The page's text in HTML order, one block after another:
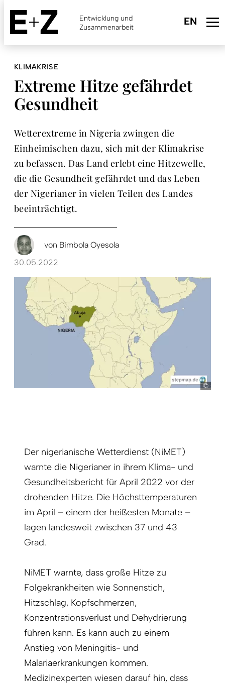
Skip
main
content
Entwicklung und
Zusammenarbeit
KLIMAKRISE
Extreme Hitze gefährdet
Gesundheit
Wetterextreme in Nigeria zwingen die
Einheimischen dazu, sich mit der Klimakrise
zu befassen. Das Land erlebt eine Hitzewelle,
die die Gesundheit gefährdet und das Leben
der Nigerianer in vielen Teilen des Landes
beeinträchtigt.
von Bimbola Oyesola
30.05.2022
Der nigerianische Wetterdienst (NiMET)
warnte die Nigerianer in ihrem Klima- und
Gesundheitsbericht für April 2022 vor der
drohenden Hitze. Die Höchsttemperaturen
im April – einem der heißesten Monate –
lagen landesweit zwischen 37 und 43
Grad.
NiMET warnte, dass große Hitze zu
Folgekrankheiten wie Sonnenstich,
Hitzschlag, Kopfschmerzen,
Konzentrationsverlust und Dehydrierung
führen kann. Es kann auch zu einem
Anstieg von Meningitis- und
Malariaerkrankungen kommen.
Medizinexperten wiesen darauf hin, dass